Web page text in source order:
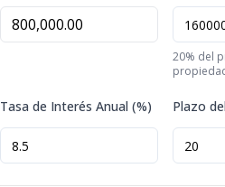
20% del
Tasa de Interés Anual (%) Plazo